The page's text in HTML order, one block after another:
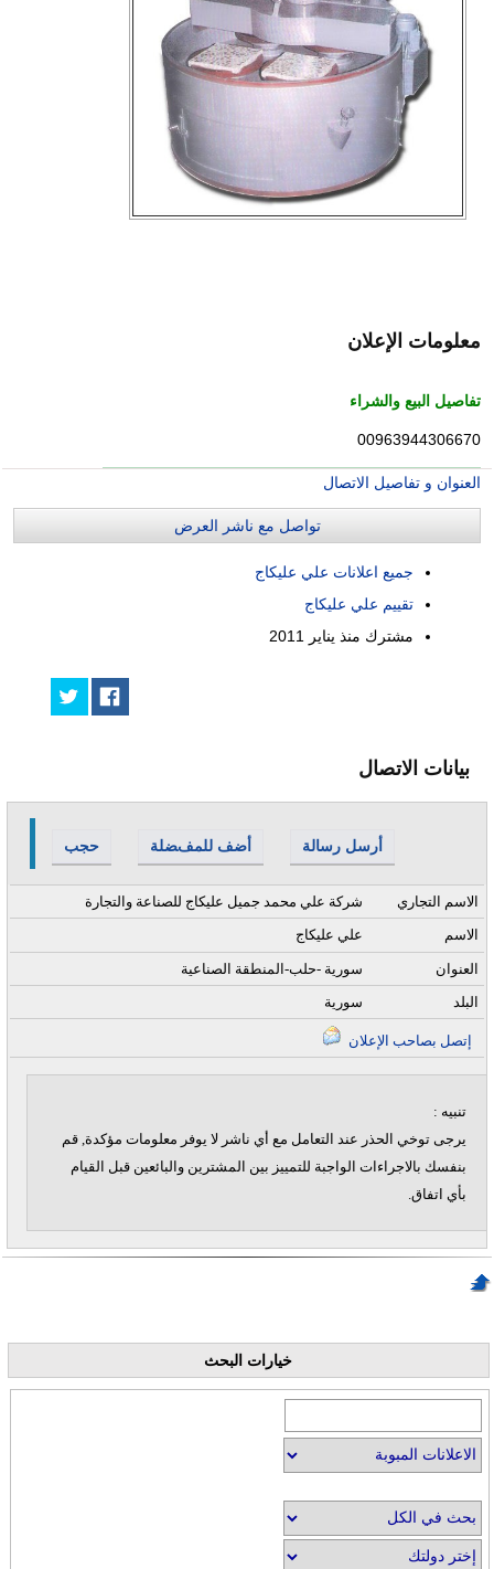
معلومات الإعلان
تفاصيل البيع والشراء
00963944306670
العنوان و تفاصيل الاتصال
تواصل مع ناشر العرض
جميع اعلانات علي عليكاج
تقييم علي عليكاج
مشترك منذ يناير 2011
بيانات الاتصال
حجب أضف للمفضلة أرسل رسالة
شركة علي محمد جميل عليكاج للصناعة والتجارة
الاسم التجاري
علي عليكاج
الاسم
سورية -حلب-المنطقة الصناعية
العنوان
سورية
البلد
تنبيه :
يرجى توخي الحذر عند التعامل مع أي ناشر لا يوفر معلومات مؤكدة, قم
بنفسك بالاجراءات الواجبة للتمييز بين المشترين والبائعين قبل القيام
بأي اتفاق.
خيارات البحث